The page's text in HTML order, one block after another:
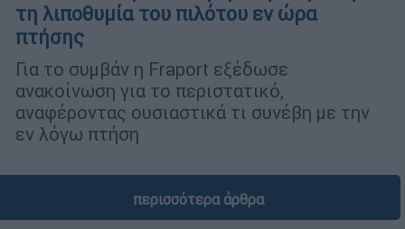
τη λιποθυμία του πιλότου εν ώρα
πτήσης
Για το συμβάν η Fraport εξέδωσε
ανακοίνωση για το περιστατικό,
αναφέροντας ουσιαστικά τι συνέβη με την
εν λόγω πτήση
περισσότερα άρθρα